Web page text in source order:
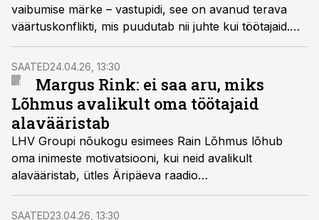
vaibumise märke – vastupidi, see on avanud terava
väärtuskonflikti, mis puudutab nii juhte kui töötajaid.
Värbamisstrateeg Helena Ojala sõnul on see vastasseis
personalijuhtide jaoks igapäevane töö, mitte erandlik
kriis.
SAATED24.04.26, 13:30
Margus Rink: ei saa aru, miks
Lõhmus avalikult oma töötajaid
alavääristab
LHV Groupi nõukogu esimees Rain Lõhmus lõhub
oma inimeste motivatsiooni, kui neid avalikult
alavääristab, ütles Äripäeva raadio
hommikuprogrammis Coop Panga endine juht Margus
Rink. Samas möönas ta, et omanikul on alati õigus
SAATED23.04.26, 13:30